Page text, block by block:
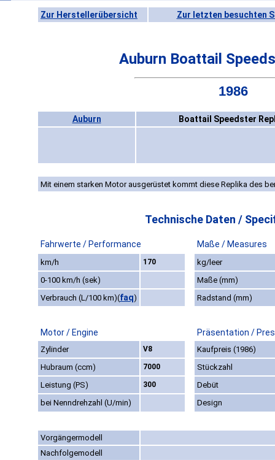
Zur Herstellerübersicht Zur letzten besuchten
Auburn Boattail
1986
Auburn Boattail Speedster
Mit einem starken Motor ausgerüstet kommt diese Replika des
Technische Daten /
Fahrwerte / Performance Maße / Measures
km/h 170
kg/leer
0-100 km/h (sek)
Maße (mm)
Verbrauch (L/100 km)(faq) Radstand (mm)
Motor / Engine Präsentation /
Zylinder V8
Kaufpreis (1986)
Hubraum (ccm)
7000
Stückzahl
Leistung (PS)
300
Debüt
bei Nenndrehzahl (U/min)
Design
Vorgängermodell
Nachfolgemodell